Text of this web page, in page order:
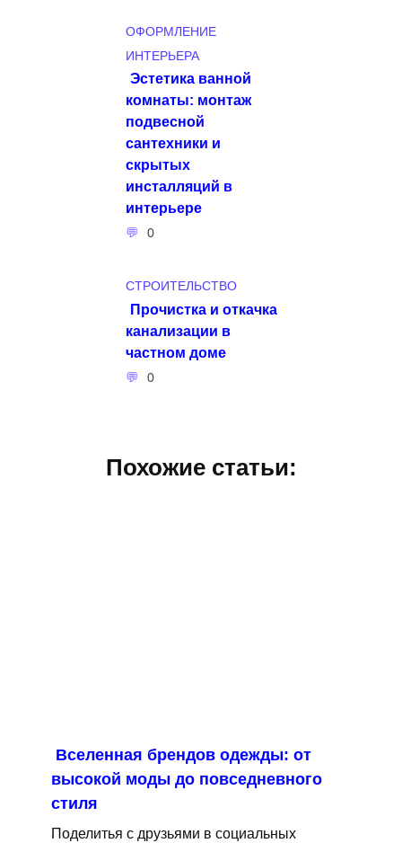
ОФОРМЛЕНИЕ
ИНТЕРЬЕРА
Эстетика ванной
комнаты: монтаж
подвесной
сантехники и
скрытых
инсталляций в
интерьере
0
СТРОИТЕЛЬСТВО
Прочистка и откачка
канализации в
частном доме
0
Похожие статьи:
Вселенная брендов одежды: от
высокой моды до повседневного
стиля
Поделитья с друзьями в социальных